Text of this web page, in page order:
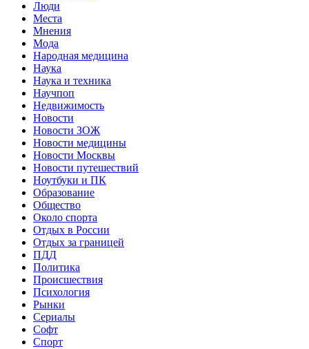
Люди
Места
Мнения
Мода
Народная медицина
Наука
Наука и техника
Научпоп
Недвижимость
Новости
Новости ЗОЖ
Новости медицины
Новости Москвы
Новости путешествий
Ноутбуки и ПК
Образование
Общество
Около спорта
Отдых в России
Отдых за границей
ПДД
Политика
Происшествия
Психология
Рынки
Сериалы
Софт
Спорт